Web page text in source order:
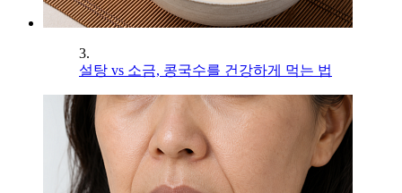
3.
설탕 vs 소금, 콩국수를 건강하게 먹는 법